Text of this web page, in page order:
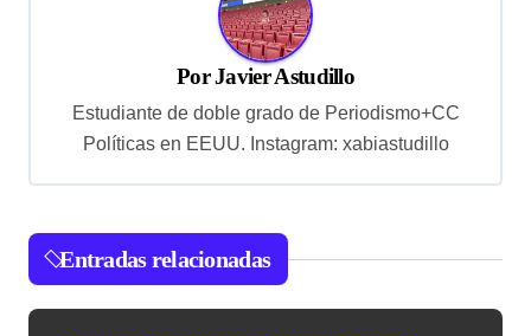
n
e
PorJavier Astudillo
Estudiante de doble grado de Periodismo+CC
Políticas en EEUU. Instagram: xabiastudillo
Entradas relacionadas